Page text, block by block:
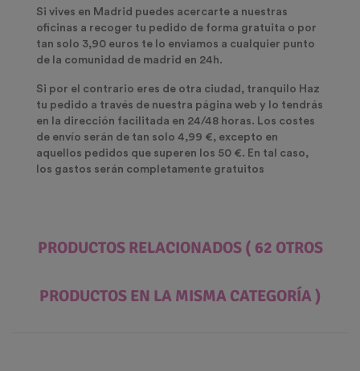
Si vives en Madrid puedes acercarte a nuestras
oficinas a recoger tu pedido de forma gratuita o por
tan solo 3,90 euros te lo enviamos a cualquier punto
de la comunidad de madrid en 24h.
Si por el contrario eres de otra ciudad, tranquilo Haz
tu pedido a través de nuestra página web y lo tendrás
en la dirección facilitada en 24/48 horas. Los costes
de envío serán de tan solo 4,99 €, excepto en
aquellos pedidos que superen los 50 €. En tal caso,
los gastos serán completamente gratuitos
PRODUCTOS RELACIONADOS ( 62 OTROS
PRODUCTOS EN LA MISMA CATEGORÍA )